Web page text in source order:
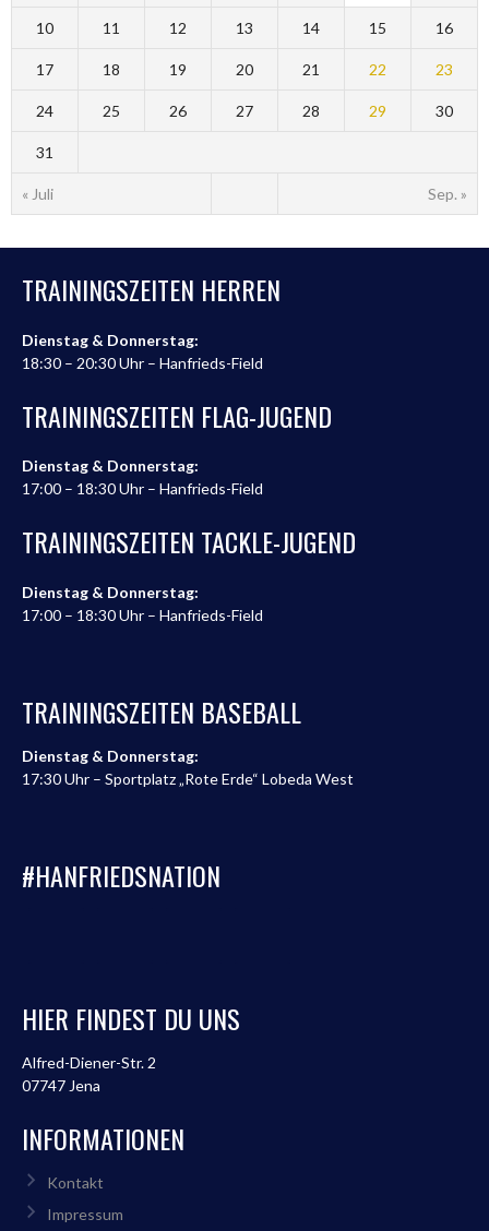
« Juli Sep. »
10 11 12 13 14 15 16
17 18 19 20 21 22 23
24 25 26 27 28 29 30
31
TRAININGSZEITEN HERREN
Dienstag & Donnerstag:
18:30 – 20:30 Uhr – Hanfrieds-Field
TRAININGSZEITEN FLAG-JUGEND
Dienstag & Donnerstag:
17:00 – 18:30 Uhr – Hanfrieds-Field
TRAININGSZEITEN TACKLE-JUGEND
Dienstag & Donnerstag:
17:00 – 18:30 Uhr – Hanfrieds-Field
TRAININGSZEITEN BASEBALL
Dienstag & Donnerstag:
17:30 Uhr – Sportplatz „Rote Erde“ Lobeda West
#HANFRIEDSNATION
HIER FINDEST DU UNS
Alfred-Diener-Str. 2
07747 Jena
INFORMATIONEN
Kontakt
Impressum